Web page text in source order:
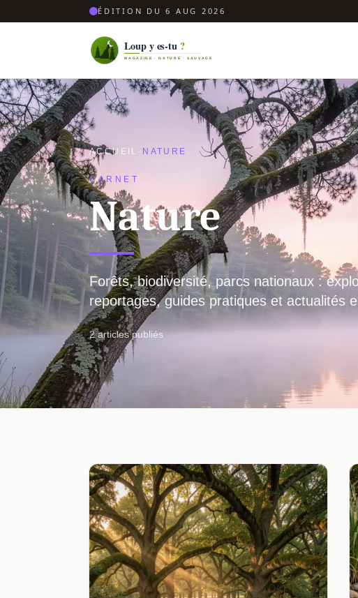
ÉDITION DU 6 AUG 2026
ACCUEIL · NATURE
CARNET
Nature
Forêts, biodiversité, parcs nationaux :
reportages, guides pratiques et actualités
2 articles publiés